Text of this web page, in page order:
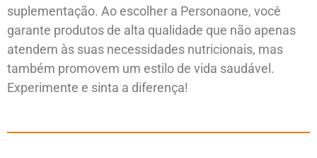
suplementação. Ao escolher a Personaone, você
garante produtos de alta qualidade que não apenas
atendem às suas necessidades nutricionais, mas
também promovem um estilo de vida saudável.
Experimente e sinta a diferença!